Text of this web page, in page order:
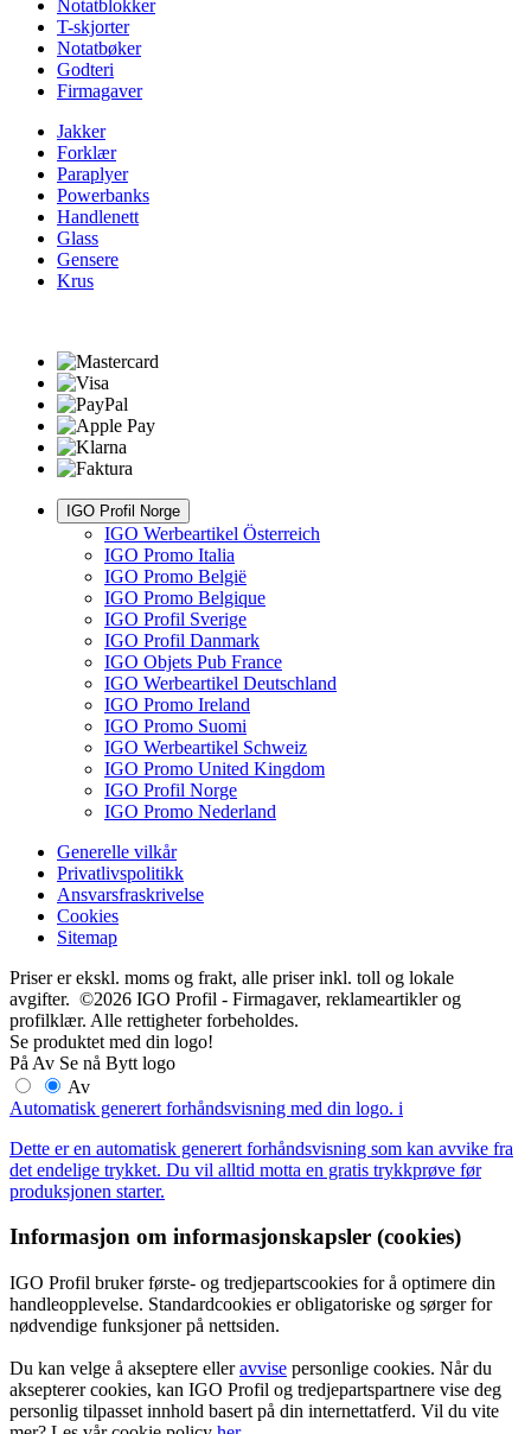
Notatblokker
T-skjorter
Notatbøker
Godteri
Firmagaver
Jakker
Forklær
Paraplyer
Powerbanks
Handlenett
Glass
Gensere
Krus
IGO Profil Norge
IGO Werbeartikel Österreich
IGO Promo Italia
IGO Promo België
IGO Promo Belgique
IGO Profil Sverige
IGO Profil Danmark
IGO Objets Pub France
IGO Werbeartikel Deutschland
IGO Promo Ireland
IGO Promo Suomi
IGO Werbeartikel Schweiz
IGO Promo United Kingdom
IGO Profil Norge
IGO Promo Nederland
Generelle vilkår
Privatlivspolitikk
Ansvarsfraskrivelse
Cookies
Sitemap
Priser er ekskl. moms og frakt, alle priser inkl. toll og lokale
avgifter. ©2026 IGO Profil - Firmagaver, reklameartikler og
profilklær. Alle rettigheter forbeholdes.
Se produktet med din logo!
På Av Se nå Bytt logo
Av
Automatisk generert forhåndsvisning med din logo. i
Dette er en automatisk generert forhåndsvisning som kan avvike fra
det endelige trykket. Du vil alltid motta en gratis trykkprøve før
produksjonen starter.
Informasjon om informasjonskapsler (cookies)
IGO Profil bruker første- og tredjepartscookies for å optimere din
handleopplevelse. Standardcookies er obligatoriske og sørger for
nødvendige funksjoner på nettsiden.
Du kan velge å akseptere elleravvise personlige cookies. Når du
aksepterer cookies, kan IGO Profil og tredjepartspartnere vise deg
personlig tilpasset innhold basert på din internettatferd. Vil du vite